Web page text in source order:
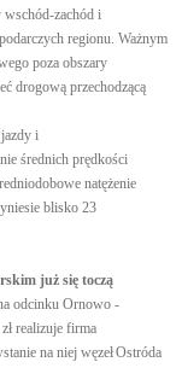
wschód-zachód i
regionu. Ważnym
poza obszary
drogową przechodzącą
i
średnich prędkości
natężenie
blisko 23
już się toczą
odcinku Ornowo -
realizuje firma
na niej węzeł Ostróda